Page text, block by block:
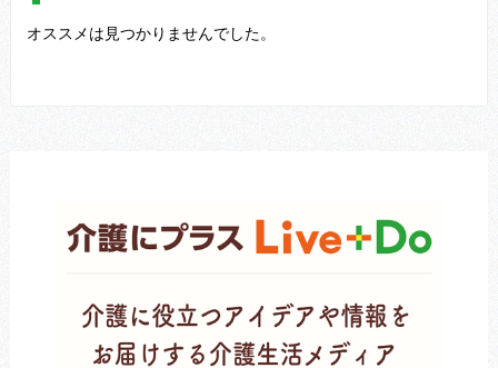
オススメは見つかりませんでした。